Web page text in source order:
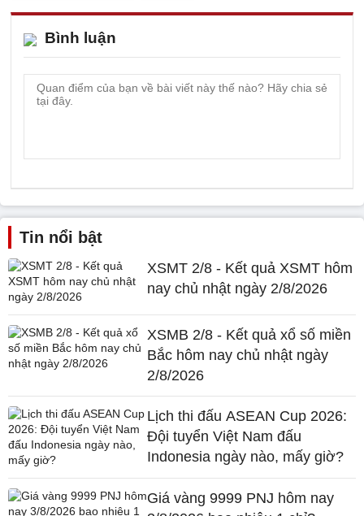
Bình luận
Tin nổi bật
XSMT 2/8 - Kết quả XSMT hôm
nay chủ nhật ngày 2/8/2026
XSMB 2/8 - Kết quả xổ số miền
Bắc hôm nay chủ nhật ngày
2/8/2026
Lịch thi đấu ASEAN Cup 2026:
Đội tuyển Việt Nam đấu
Indonesia ngày nào, mấy giờ?
Giá vàng 9999 PNJ hôm nay